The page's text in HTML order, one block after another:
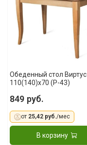
Обеденный стол Виртус
110(140)x70 (Р-43)
849 руб.
от 25,42 руб./мес
В корзину